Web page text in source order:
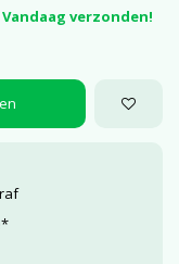
verzonden!